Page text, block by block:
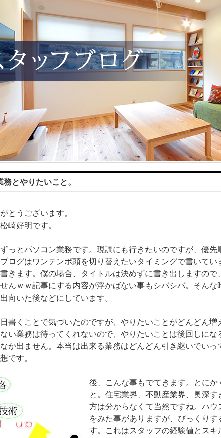
務とやりたいこと。
とうございます。
崎好明です。
っとパソコン業務です。現調にも行きたいのですが、優先
ログはワンテンポ頭を切り替えたいタイミングで書いてい
きます。僕の場合、タイトルは決めずに書き出しますので
んｗｗ記事にする内容が浮かばない事もシバシバ。そんな
向いた後などにしています。
書くことで気づいたのですが、やりたいことがどんどん増
い業務は待ってくれないので、やりたいことは後回しにな
か出ません。本当は出来る業務はどんどん引き継いでいっ
です。
後、こんな事もでてきます。とにか
と。住宅業界、不動産業界、奥深
方は分からなくて当然ですね。ハ
をみた事がありますが、びっくり
す。これはスタッフの経験値とス